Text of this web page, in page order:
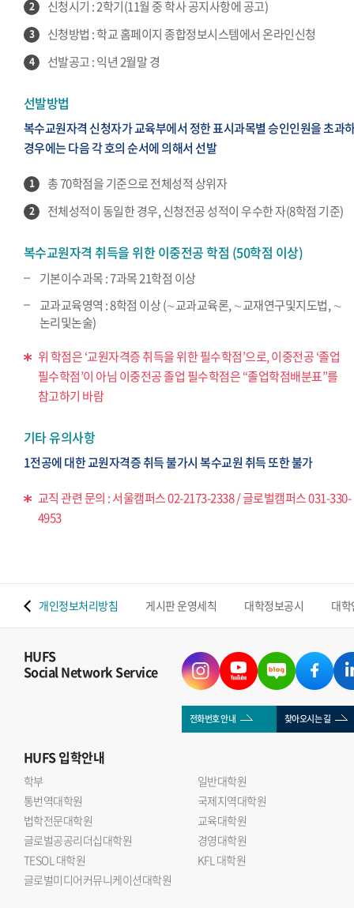
2 신청시기 : 2학기(11월 중 학사 공지사항에 공고)
3 신청방법 : 학교 홈페이지 종합정보시스템에서 온라인신청
4 선발공고 : 익년 2월말 경
선발방법
복수교원자격 신청자가 교육부에서 정한 표시과목별 승인인원을 초과
경우에는 다음 각 호의 순서에 의해서 선발
1 총 70학점을 기준으로 전체성적 상위자
2 전체성적이 동일한 경우, 신청전공 성적이 우수한 자(8학점 기준)
복수교원자격 취득을 위한 이중전공 학점 (50학점 이상)
기본이수과목 : 7과목 21학점 이상
교과교육영역 : 8학점 이상 (∼교과교육론, ∼교재연구및지도법, ∼
논리및논술)
위 학점은 ‘교원자격증 취득을 위한 필수학점’으로, 이중전공 ‘졸업
필수학점’이 아님 이중전공 졸업 필수학점은 “졸업학점배분표”를
참고하기 바람
기타 유의사항
1전공에 대한 교원자격증 취득 불가시 복수교원 취득 또한 불가
교직 관련 문의 : 서울캠퍼스 02-2173-2338 / 글로벌캠퍼스 031-330-
4953
개인정보처리방침 게시판 운영세칙 대학정보공시 대
HUFS
Social Network Service
전화번호 안내 찾아오시는 길
HUFS입학안내
학부
일반대학원
통번역대학원
국제지역대학원
법학전문대학원
교육대학원
글로벌공공리더십대학원
경영대학원
TESOL 대학원
KFL 대학원
글로벌미디어커뮤니케이션대학원